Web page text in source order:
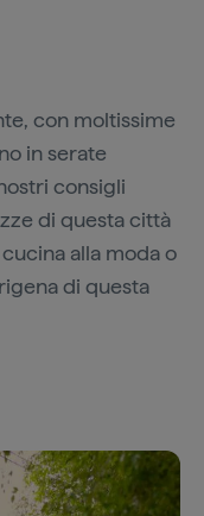
con moltissime
in serate
consigli
di questa città
alla moda o
di questa